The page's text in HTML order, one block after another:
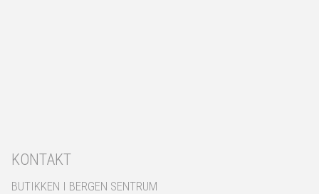
KONTAKT
BUTIKKEN I BERGEN SENTRUM